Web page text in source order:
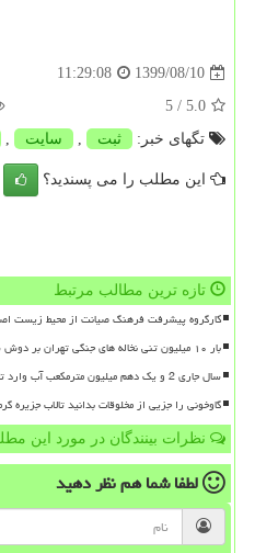
1399/08/10
11:29:08
5.0
/ 5
تگهای خبر:
ثبت , سایت ,
این مطلب را می پسندید؟
تازه ترین مطالب مرتبط
کارگروه پیشرفت فرهنگ صیانت از محیط زیست
بار ۱۰ میلیون تنی نخاله های جنگی تهران بر دوش شهرداری!
سال جاری 2 و یک دهم میلیون مترمکعب آب وارد تالاب گاوخونی شد
گاوخونی را جزیی از مخلوقات بدانید تالاب جزیره
نظرات بینندگان در مورد این
لطفا شما همنظر دهید